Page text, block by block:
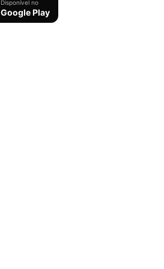
Disponível no
Google Play